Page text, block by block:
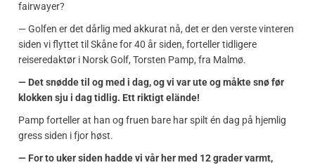
fairwayer?
— Golfen er det dårlig med akkurat nå, det er den verste vinteren
siden vi flyttet til Skåne for 40 år siden, forteller tidligere
reiseredaktør i Norsk Golf, Torsten Pamp, fra Malmø.
— Det snødde til og med i dag, og vi var ute og måkte snø før
klokken sju i dag tidlig. Ett riktigt elände!
Pamp forteller at han og fruen bare har spilt én dag på hjemlig
gress siden i fjor høst.
— For to uker siden hadde vi vår her med 12 grader varmt,